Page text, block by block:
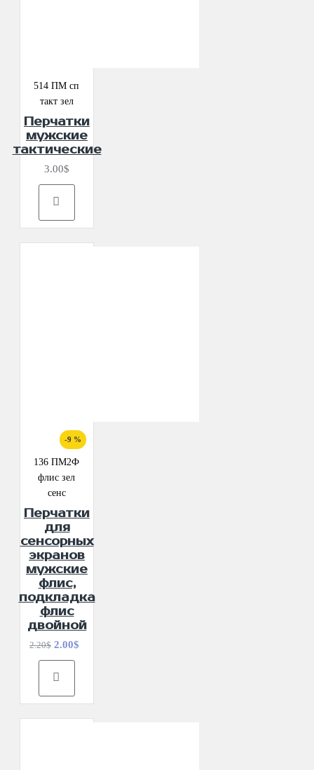
514 ПМ сп
такт зел
Перчатки
мужские
тактические
3.00$
-9 %
136 ПМ2Ф
флис зел
сенс
Перчатки
для
сенсорных
экранов
мужские
флис,
подкладка
флис
двойной
2.20$ 2.00$